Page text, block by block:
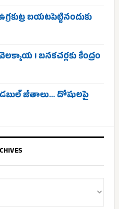
బయటపెట్టినందుకు
! బనకచర్లకు కేంద్రం
జీతాలు… దోషులపై